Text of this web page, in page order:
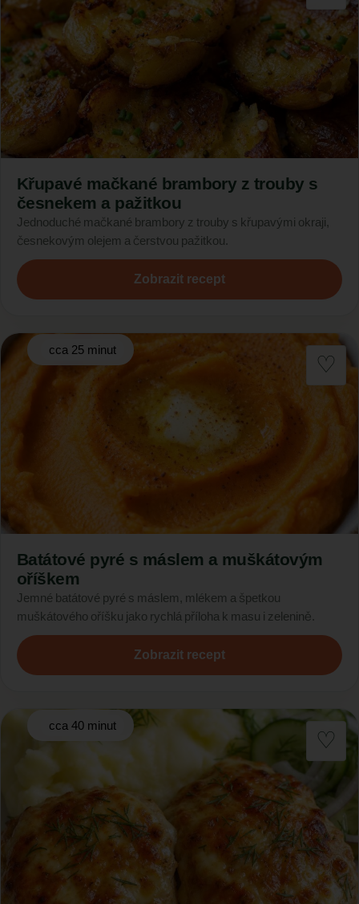
Křupavé mačkané brambory z trouby s
česnekem a pažitkou
Jednoduché mačkané brambory z trouby s křupavými okraji,
česnekovým olejem a čerstvou pažitkou.
Zobrazit recept
cca 25 minut
Batátové pyré s máslem a muškátovým
oříškem
Jemné batátové pyré s máslem, mlékem a špetkou
muškátového oříšku jako rychlá příloha k masu i zelenině.
Zobrazit recept
cca 40 minut